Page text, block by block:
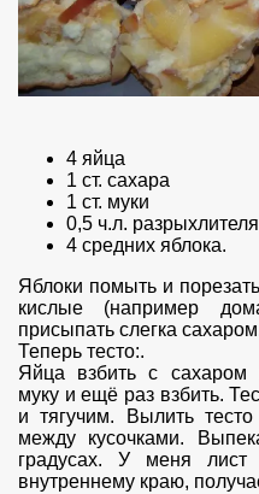
4 яйца
1 ст. сахара
1 ст. муки
0,5 ч.л. разрыхлителя
4 средних яблока.
Яблоки помыть и
кислые (например
присыпать слегка
Теперь тесто:.
Яйца взбить с сахаром
муку и ещё раз взбить.
и тягучим. Вылить
между кусочками.
градусах. У меня
внутреннему краю,